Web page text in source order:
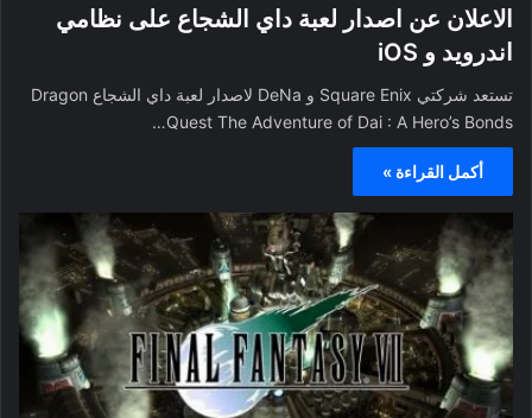
الاعلان عن اصدار لعبة داي الشجاع على نظامي
اندرويد و iOS
تستعد شركتي Square Enix و DeNa لاصدار لعبة داي الشجاع Dragon
Quest The Adventure of Dai : A Hero’s Bonds…
أكمل القراءة »